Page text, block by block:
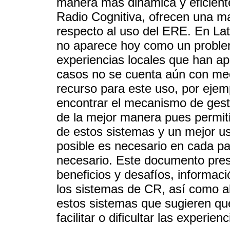
Radio Cognitiva, ofrecen una
respecto al uso del ERE. En
no aparece hoy como un
experiencias locales que han
casos no se cuenta aún con
recurso para este uso, por
encontrar el mecanismo de
de la mejor manera pues
de estos sistemas y un mejor
posible es necesario en cada
necesario. Este documento
beneficios y desafíos,
los sistemas de CR, así como
estos sistemas que sugieren
facilitar o dificultar las